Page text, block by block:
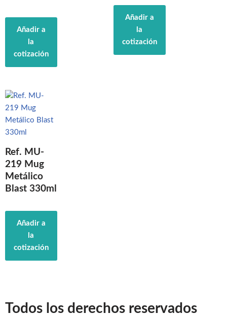
Añadir a
la
cotización
Añadir a
la
cotización
Ref. MU-
219 Mug
Metálico
Blast 330ml
Añadir a
la
cotización
Todos los derechos reservados